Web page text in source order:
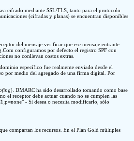
cifrado mediante SSL/TLS, tanto para el protocolo
(cifradas y planas) se encuentran disponibles
del mensaje verificar que ese mensaje entrante
configuramos por defecto el registro SPF con
no conllevan costos extras.
específico fue realmente enviado desde el
por medio del agregado de una firma digital. Por
). DMARC ha sido desarrollado tomando como base
el receptor debe actuar cuando no se cumplen las
- Si desea o necesita modificarlo, sólo
compartan los recursos. En el Plan Gold múltiples